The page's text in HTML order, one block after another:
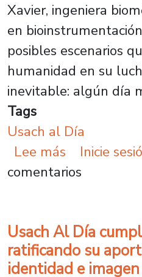
Xavier, ingeniera
en
posibles escenarios
humanidad en su
inevitable: algún día
Tags
Usach al Día
Lee más sobre
Inicie
comentarios
Usach Al Día
ratificando su
identidad e